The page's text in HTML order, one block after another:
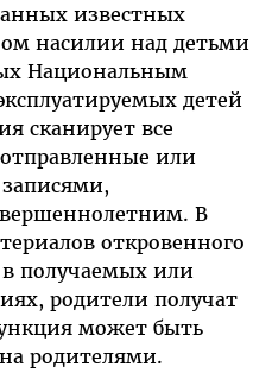
известных
насилии над детьми
Национальным
детей
сканирует все
или
В
откровенного
в получаемых или
родители получат
может быть
родителями.